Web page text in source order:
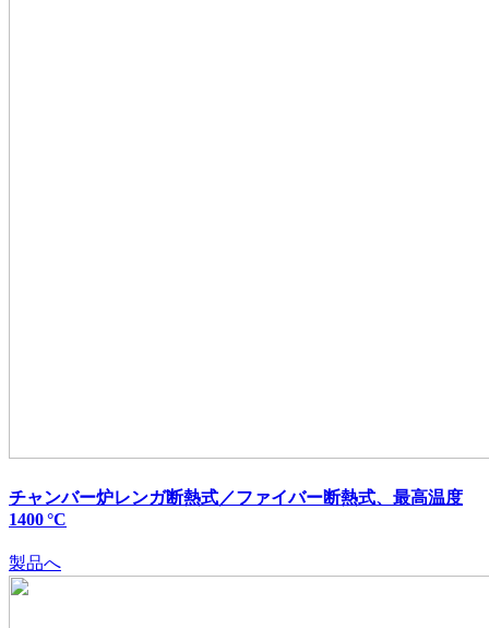
チャンバー炉レンガ断熱式／ファイバー断熱式、最高温度
1400 °C
製品へ